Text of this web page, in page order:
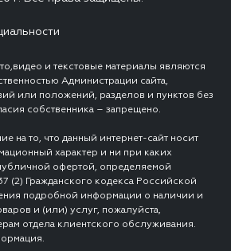
и текстовые материалы являются
Администрации сайта,
или положений, разделов и пунктов без
собственника – запрещено.
на то, что данный интернет-сайт носит
характер и ни при каких
офертой, определяемой
(2) Гражданского кодекса Российской
подробной информации о наличии и
и (или) услуг, пожалуйста,
отдела клиентского обслуживания.